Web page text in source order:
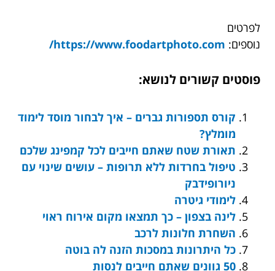
לפרטים
נוספים: https://www.foodartphoto.com/
פוסטים קשורים לנושא:
קורס תספורות גברים – איך לבחור מוסד לימוד
מומלץ?
תאורת שטח שאתם חייבים לכל קמפינג שלכם
טיפול בחרדות ללא תרופות – עושים שינוי עם
ניורופידבק
לימודי גיטרה
לינה בצפון – כך תמצאו מקום אירוח ראוי
השחרת חלונות לרכב
כל היתרונות במסכות הזנה לה בוטה
50 גוונים שאתם חייבים לנסות